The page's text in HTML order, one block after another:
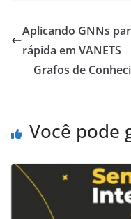
Aplicando GNNs
rápida em VANETS
Grafos de
Você pode